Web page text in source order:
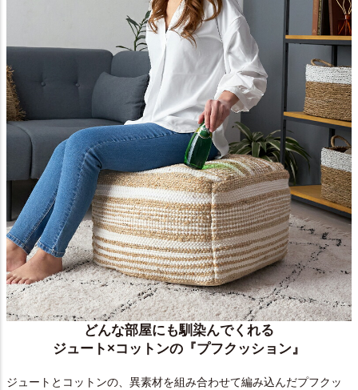
どんな部屋にも馴染んでくれる
ジュート×コットンの『プフクッション』
ジュートとコットンの、異素材を組み合わせて編み込んだプフクッ